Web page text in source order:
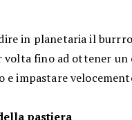
in planetaria il
volta fino ad ottener
e impastare
pastiera